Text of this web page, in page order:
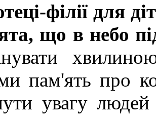
філії для
що в небо
пам'ять про
увагу